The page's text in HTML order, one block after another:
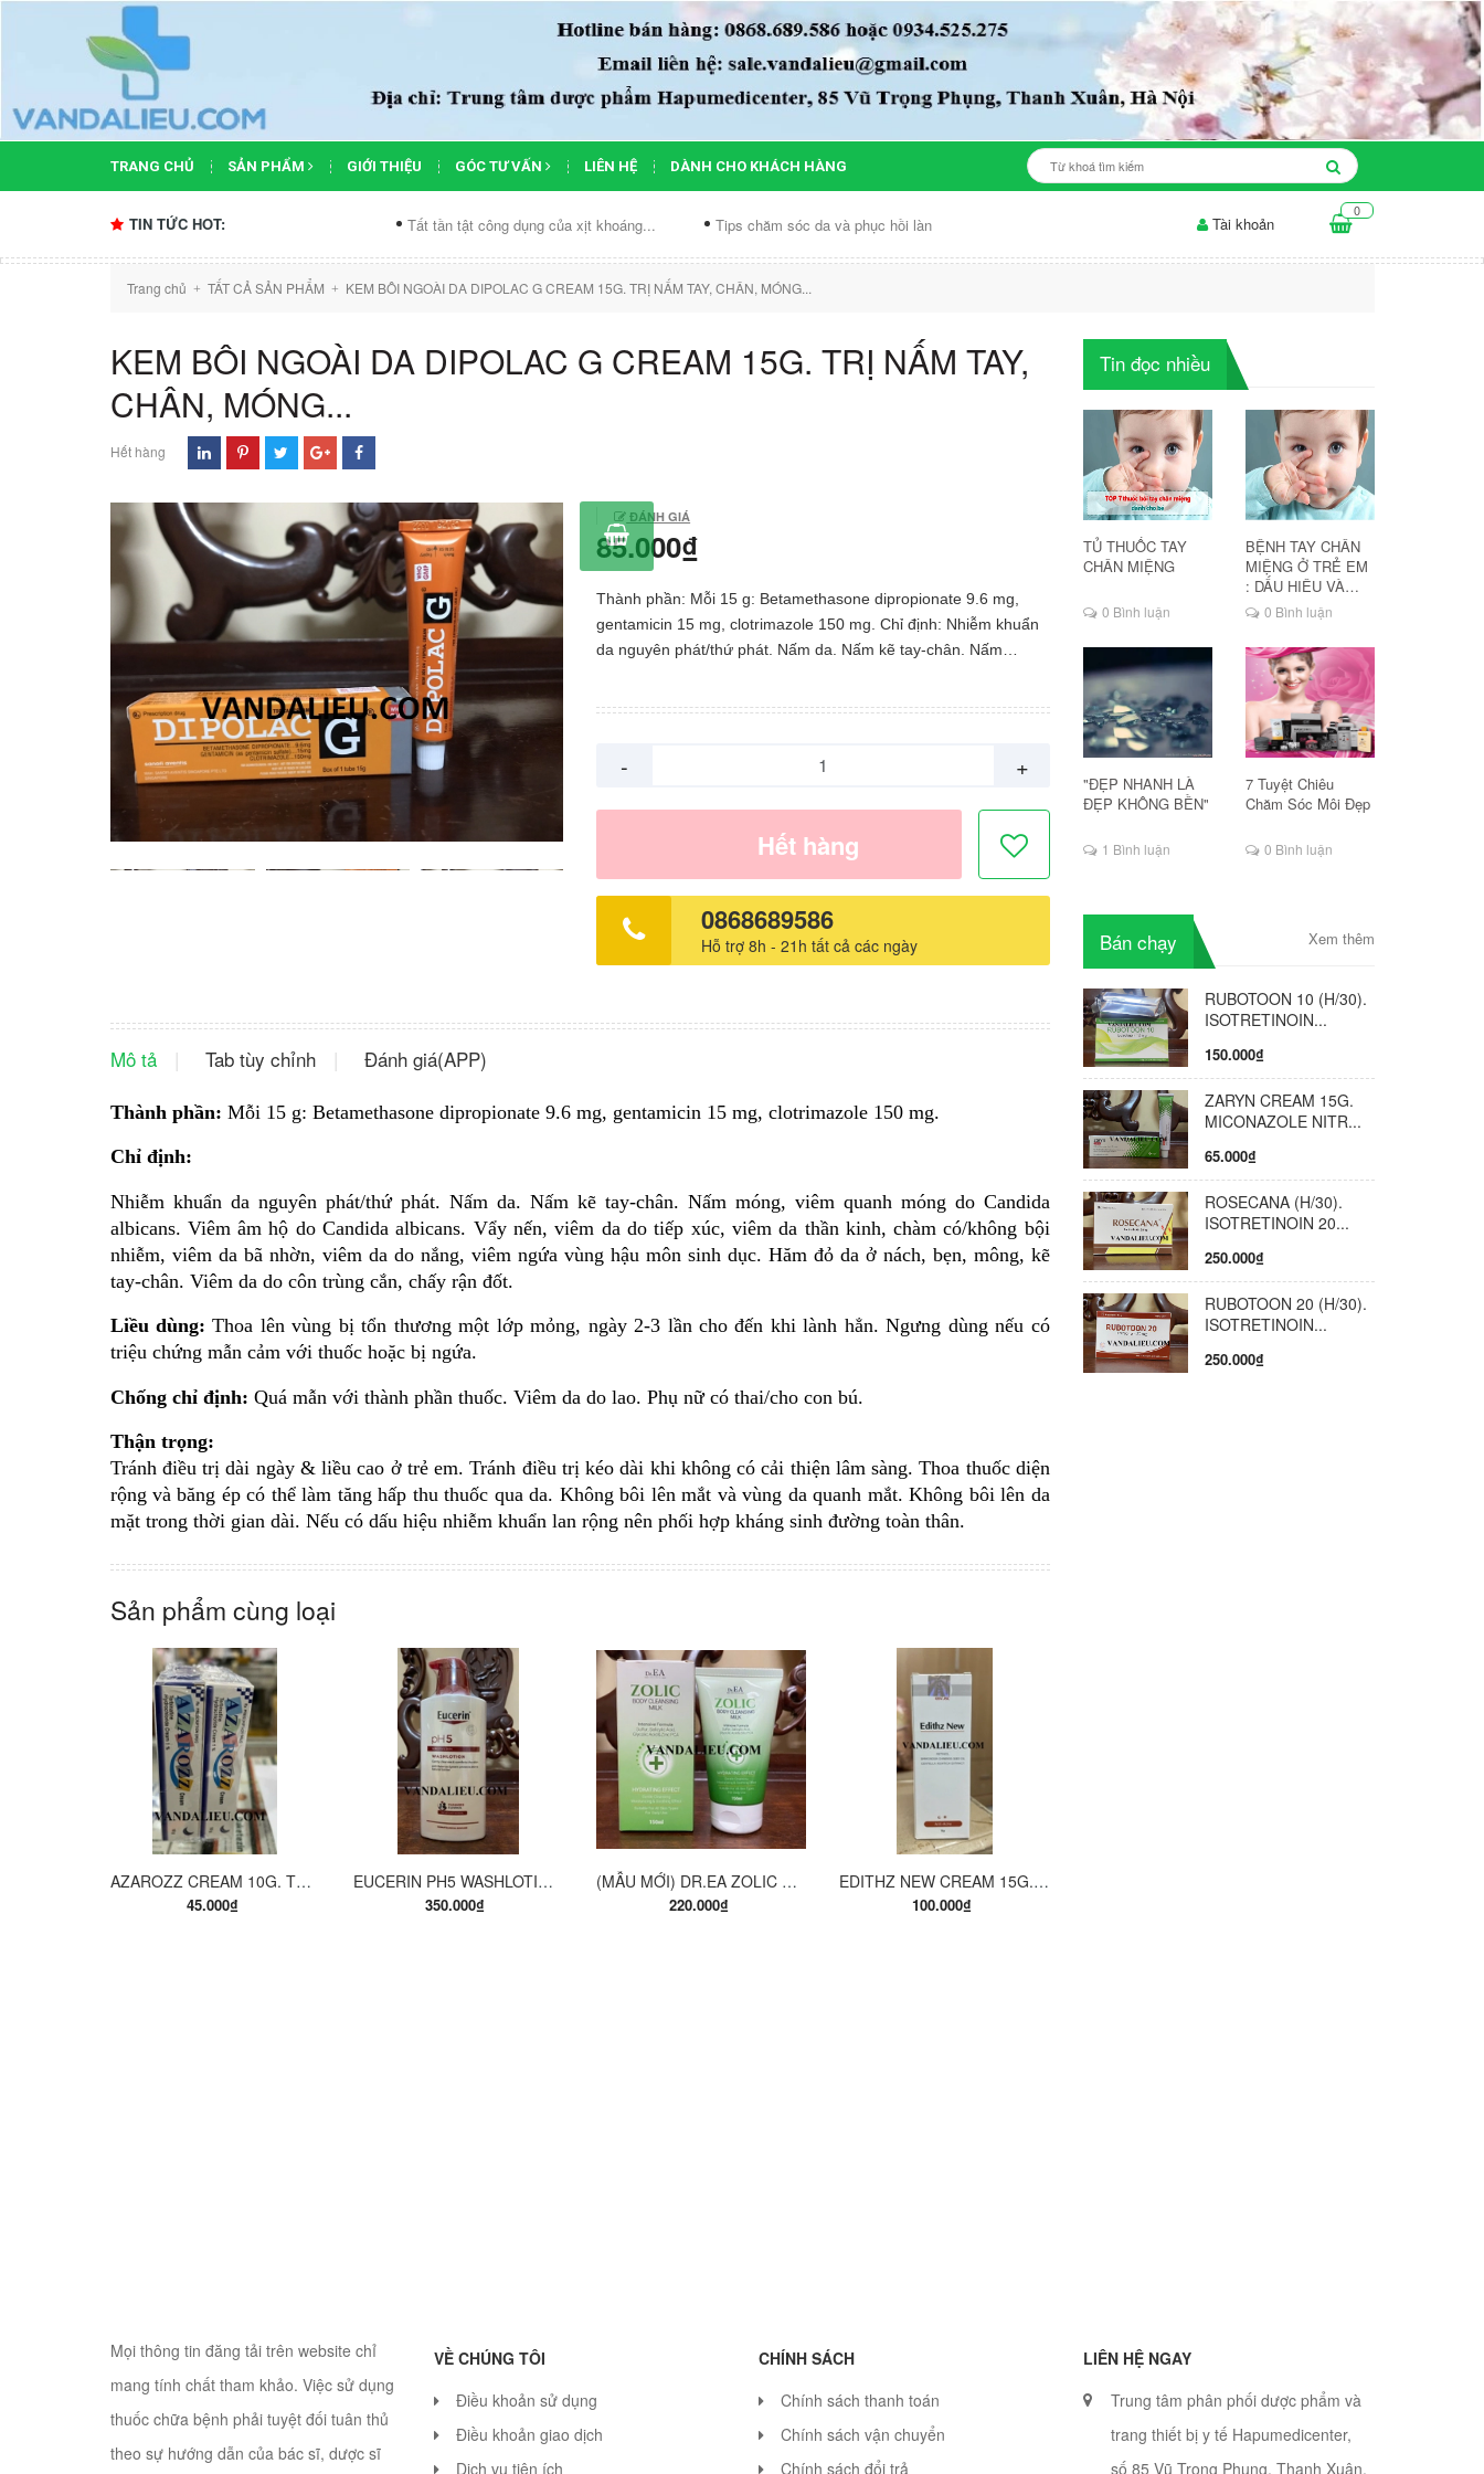
TRANG CHỦ SẢN PHẨM GIỚI THIỆU GÓC TƯ VẤN LIÊN HỆ DÀNH CHO KHÁCH HÀNG
TIN TỨC HOT: Tất tần tật công dụng của xịt khoáng... Tips chăm sóc da và phục hồi làn... Thời gian để sản phẩm làm trắng da...
0
Tài khoản
Trang chủ + TẤT CẢ SẢN PHẨM + KEM BÔI NGOÀI DA DIPOLAC G CREAM 15G. TRỊ NẤM TAY, CHÂN, MÓNG...
KEM BÔI NGOÀI DA DIPOLAC G CREAM 15G. TRỊ NẤM TAY,
CHÂN, MÓNG...
Hết hàng
ĐÁNH GIÁ
85.000₫
Thành phần: Mỗi 15 g: Betamethasone dipropionate 9.6 mg,
gentamicin 15 mg, clotrimazole 150 mg. Chỉ định: Nhiễm khuẩn
da nguyên phát/thứ phát. Nấm da. Nấm kẽ tay-chân. Nấm
bẹn, mông, kẽ tay-chân. Viêm da do côn trùng cắn, chấy rận
mẫn cảm với thuốc hoặc bị ngứa. Chống chỉ định: Quá mẫn với
thành phần thuốc. Viêm da do lao. Phụ nữ có thai/cho con bú.
Thận trọng: Tránh điều trị dài ngày & liều cao ở trẻ em. Tránh
điều trị kéo dài khi không có cải thiện lâm sàng. Thoa thuốc diện
rộng và băng ép có thể làm tăng hấp thu thuốc qua da. Không
hợp kháng sinh đường toàn thân.
- +
Hết hàng
0868689586
Hỗ trợ 8h - 21h tất cả các ngày
Mô tả Tab tùy chỉnh Đánh giá(APP)
Thành phần: Mỗi 15 g: Betamethasone dipropionate 9.6 mg, gentamicin 15 mg, clotrimazole 150 mg.
Chỉ định:
Nhiễm khuẩn da nguyên phát/thứ phát. Nấm da. Nấm kẽ tay-chân. Nấm móng, viêm quanh móng do Candida
albicans. Viêm âm hộ do Candida albicans. Vẩy nến, viêm da do tiếp xúc, viêm da thần kinh, chàm có/không bội
nhiễm, viêm da bã nhờn, viêm da do nắng, viêm ngứa vùng hậu môn sinh dục. Hăm đỏ da ở nách, bẹn, mông, kẽ
tay-chân. Viêm da do côn trùng cắn, chấy rận đốt.
Liều dùng: Thoa lên vùng bị tổn thương một lớp mỏng, ngày 2-3 lần cho đến khi lành hẳn. Ngưng dùng nếu có
triệu chứng mẫn cảm với thuốc hoặc bị ngứa.
Chống chỉ định: Quá mẫn với thành phần thuốc. Viêm da do lao. Phụ nữ có thai/cho con bú.
Thận trọng:
Tránh điều trị dài ngày & liều cao ở trẻ em. Tránh điều trị kéo dài khi không có cải thiện lâm sàng. Thoa thuốc diện
rộng và băng ép có thể làm tăng hấp thu thuốc qua da. Không bôi lên mắt và vùng da quanh mắt. Không bôi lên da
mặt trong thời gian dài. Nếu có dấu hiệu nhiễm khuẩn lan rộng nên phối hợp kháng sinh đường toàn thân.
Sản phẩm cùng loại
MUA HÀNG
AZAROZZ CREAM 10G. TERBINAFINE 1%. THUỐC TRỊ NẤM DA CHÂN, NẤM DA ĐÙI, NẤM DA THÂN, LANG BEN...
45.000₫
MUA HÀNG
EUCERIN PH5 WASHLOTION 400ML. SỮA TẮM DẠNG GEL CHO DA NHẠY CẢM.
350.000₫
MUA HÀNG
(MẪU MỚI) DR.EA ZOLIC BODY CLEANSING MILK 150ML. SỮA TẮM Y KHOA
220.000₫
MUA HÀNG
EDITHZ NEW CREAM 15G. RETINOL . KEM TRỊ MỤN TRỨNG CÁ
100.000₫
Tin đọc nhiều
TỦ THUỐC TAY
CHÂN MIỆNG
0 Bình luận
BỆNH TAY CHÂN
MIỆNG Ở TRẺ EM
: DẤU HIỆU VÀ
CÁCH ĐIỀU TRỊ
0 Bình luận
"ĐẸP NHANH LÀ
ĐẸP KHÔNG BỀN"
1 Bình luận
7 Tuyệt Chiêu
Chăm Sóc Môi Đẹp
0 Bình luận
Bán chạy Xem thêm
RUBOTOON 10 (H/30).
ISOTRETINOIN...
150.000₫
ZARYN CREAM 15G.
MICONAZOLE NITR...
65.000₫
ROSECANA (H/30).
ISOTRETINOIN 20...
250.000₫
RUBOTOON 20 (H/30).
ISOTRETINOIN...
250.000₫
Mọi thông tin đăng tải trên website chỉ
mang tính chất tham khảo. Việc sử dụng
thuốc chữa bệnh phải tuyệt đối tuân thủ
theo sự hướng dẫn của bác sĩ, dược sĩ
VỀ CHÚNG TÔI
Điều khoản sử dụng
Điều khoản giao dịch
Dịch vụ tiện ích
CHÍNH SÁCH
Chính sách thanh toán
Chính sách vận chuyển
Chính sách đổi trả
LIÊN HỆ NGAY
Trung tâm phân phối dược phẩm và
trang thiết bị y tế Hapumedicenter,
số 85 Vũ Trọng Phụng, Thanh Xuân,